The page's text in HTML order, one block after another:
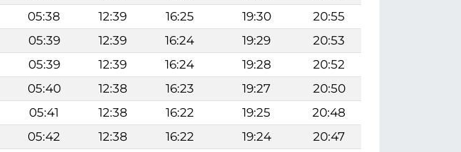
05:38 12:39 16:25 19:30
20:55
05:39 12:39 16:24 19:29
20:53
05:39 12:39 16:24 19:28
20:52
05:40 12:38 16:23 19:27
20:50
05:41 12:38 16:22 19:25
20:48
05:42 12:38 16:22 19:24
20:47